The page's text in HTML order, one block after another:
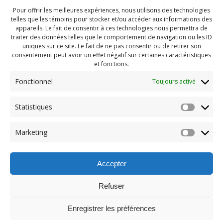
Pour offrir les meilleures expériences, nous utilisons des technologies
telles que les témoins pour stocker et/ou accéder aux informations des
appareils. Le fait de consentir à ces technologies nous permettra de
traiter des données telles que le comportement de navigation ou les ID
uniques sur ce site. Le fait de ne pas consentir ou de retirer son
consentement peut avoir un effet négatif sur certaines caractéristiques
et fonctions.
Fonctionnel Toujours activé
Statistiques
Marketing
Accepter
Refuser
Enregistrer les préférences
Navigation
de
l'article
Previous:
post:
© 2026 Maison des Jeunes de Boucherville.